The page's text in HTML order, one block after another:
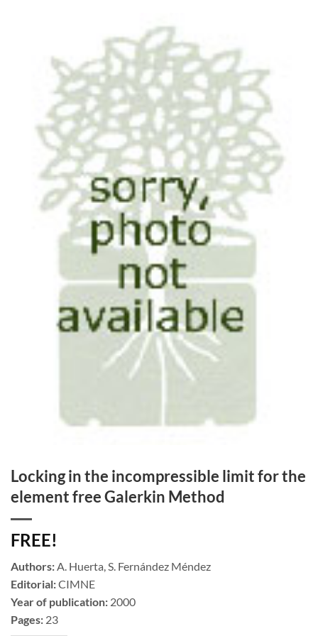
Locking in the incompressible limit for the
element free Galerkin Method
FREE!
Authors:A. Huerta, S. Fernández Méndez
Editorial:CIMNE
Year of publication: 2000
Pages: 23